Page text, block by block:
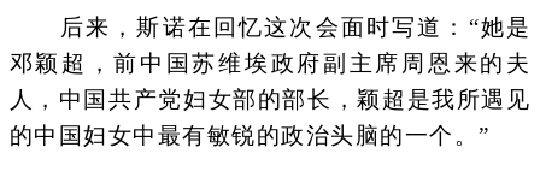
后来，斯诺在回忆这次会面时写道：“她是
邓颖超，前中国苏维埃政府副主席周恩来的夫
人，中国共产党妇女部的部长，颖超是我所遇见
的中国妇女中最有敏锐的政治头脑的一个。”